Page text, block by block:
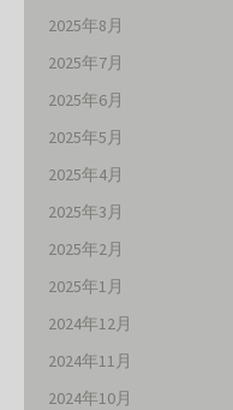
2025年8月
2025年7月
2025年6月
2025年5月
2025年4月
2025年3月
2025年2月
2025年1月
2024年12月
2024年11月
2024年10月